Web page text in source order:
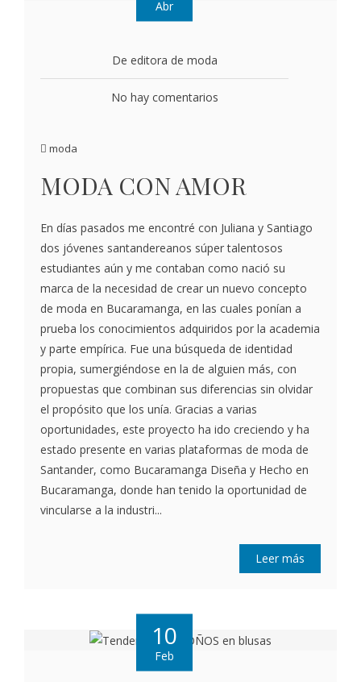
Abr
De editora de moda
No hay comentarios
moda
MODA CON AMOR
En días pasados me encontré con Juliana y Santiago
dos jóvenes santandereanos súper talentosos
estudiantes aún y me contaban como nació su
marca de la necesidad de crear un nuevo concepto
de moda en Bucaramanga, en las cuales ponían a
prueba los conocimientos adquiridos por la academia
y parte empírica. Fue una búsqueda de identidad
propia, sumergiéndose en la de alguien más, con
propuestas que combinan sus diferencias sin olvidar
el propósito que los unía. Gracias a varias
oportunidades, este proyecto ha ido creciendo y ha
estado presente en varias plataformas de moda de
Santander, como Bucaramanga Diseña y Hecho en
Bucaramanga, donde han tenido la oportunidad de
vincularse a la industri...
Leer más
10
Feb